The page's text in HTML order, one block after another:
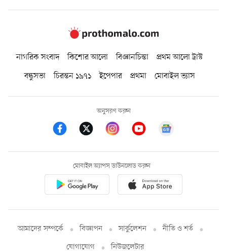
নাগরিক সংবাদ কিশোর আলো বিজ্ঞানচিন্তা
প্রথম আলো ট্রাস্ট
বন্ধুসভা
চিরন্তন ১৯৭১ ইপেপার প্রথমা মোবাইল ভ্যাস
অনুসরণ করুন
মোবাইল অ্যাপস ডাউনলোড করুন
আমাদের সম্পর্কে বিজ্ঞাপন সার্কুলেশন
নীতি ও শর্ত
যোগাযোগ
নিউজলেটার